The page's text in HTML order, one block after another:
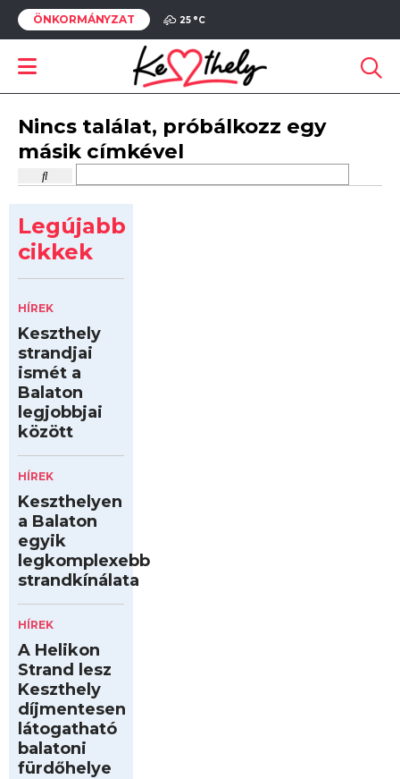
ÖNKORMÁNYZAT 25 °C
Nincs találat, próbálkozz egy
másik címkével
Legújabb
cikkek
HÍREK
Keszthely
strandjai
ismét a
Balaton
legjobbjai
között
HÍREK
Keszthelyen
a Balaton
egyik
legkomplexebb
strandkínálata
HÍREK
A Helikon
Strand lesz
Keszthely
díjmentesen
látogatható
balatoni
fürdőhelye